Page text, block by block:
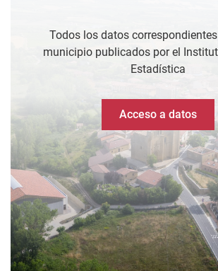
Todos los datos
municipio publicados por el
Estadística
Acceso a datos